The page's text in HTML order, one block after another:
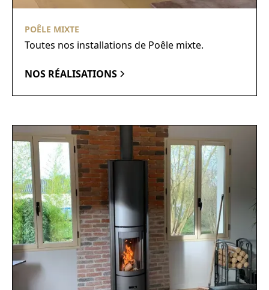
POÊLE MIXTE
Toutes nos installations de Poêle mixte.
NOS RÉALISATIONS